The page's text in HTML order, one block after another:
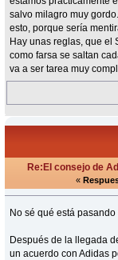
salvo milagro muy
esto, porque sería
Hay unas reglas, que el
como farsa se saltan
va a ser tarea muy
Re:El consejo de
«
No sé qué está
Después de la llegada
un acuerdo con Adidas